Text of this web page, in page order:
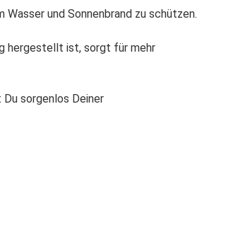
und Sonnenbrand zu schützen.
hergestellt ist, sorgt für mehr
sorgenlos Deiner